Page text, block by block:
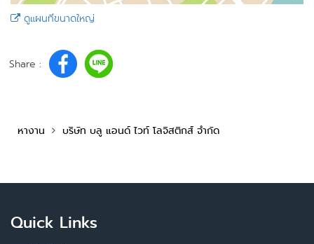
ดูแผนที่ขนาดใหญ่
Share :
หางาน บริษัท บลู แอนด์ ไวท์ โลจิสติกส์ จำกัด
Quick Links